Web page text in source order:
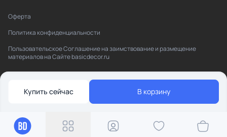
Купить сейчас В корзину
Оферта
Политика конфиденциальности
Пользовательское Соглашение на заимствование и размещение
материалов на Сайте basicdecor.ru